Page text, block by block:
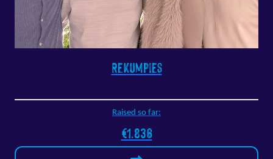
Rekumpies
Raised so far:
€1.836